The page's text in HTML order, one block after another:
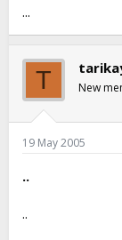
...
T New
19 May 2005
..
..